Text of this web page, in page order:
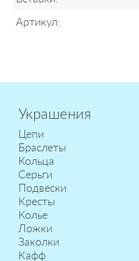
Артикул:
Украшения
Цепи
Браслеты
Кольца
Серьги
Подвески
Кресты
Колье
Ложки
Заколки
Кафф